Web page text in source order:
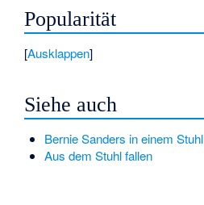
Popularität
Ausklappen
Siehe auch
Bernie Sanders in einem Stuhl
Aus dem Stuhl fallen